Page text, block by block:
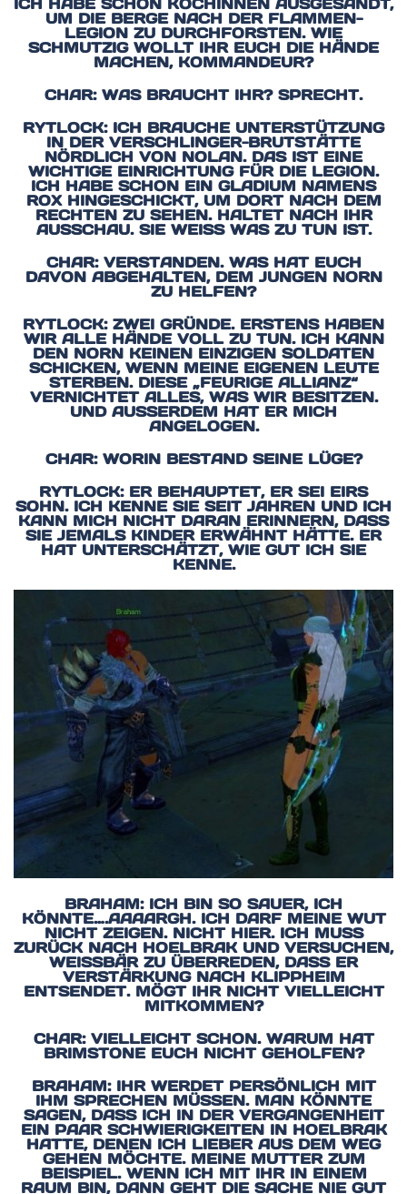
UM DIE BERGE NACH DER FLAMMEN-
LEGION ZU DURCHFORSTEN. WIE
SCHMUTZIG WOLLT IHR EUCH DIE HÄNDE
MACHEN, KOMMANDEUR?
CHAR: WAS BRAUCHT IHR? SPRECHT.
RYTLOCK: ICH BRAUCHE UNTERSTÜTZUNG
IN DER VERSCHLINGER-BRUTSTÄTTE
NÖRDLICH VON NOLAN. DAS IST EINE
WICHTIGE EINRICHTUNG FÜR DIE LEGION.
ICH HABE SCHON EIN GLADIUM NAMENS
ROX HINGESCHICKT, UM DORT NACH DEM
RECHTEN ZU SEHEN. HALTET NACH IHR
AUSSCHAU. SIE WEISS WAS ZU TUN IST.
CHAR: VERSTANDEN. WAS HAT EUCH
DAVON ABGEHALTEN, DEM JUNGEN NORN
ZU HELFEN?
RYTLOCK: ZWEI GRÜNDE. ERSTENS HABEN
WIR ALLE HÄNDE VOLL ZU TUN. ICH KANN
DEN NORN KEINEN EINZIGEN SOLDATEN
SCHICKEN, WENN MEINE EIGENEN LEUTE
STERBEN. DIESE „FEURIGE ALLIANZ“
VERNICHTET ALLES, WAS WIR BESITZEN.
UND AUSSERDEM HAT ER MICH A
NGELOGEN.
CHAR: WORIN BESTAND SEINE LÜGE?
RYTLOCK: ER BEHAUPTET, ER SEI EIRS
SOHN. ICH KENNE SIE SEIT JAHREN UND ICH
KANN MICH NICHT DARAN ERINNERN, DASS
SIE JEMALS KINDER ERWÄHNT HÄTTE. ER
HAT UNTERSCHÄTZT, WIE GUT ICH SIE
KENNE.
BRAHAM: ICH BIN SO SAUER, ICH
KÖNNTE….AAAARGH. ICH DARF MEINE WUT
NICHT ZEIGEN. NICHT HIER. ICH MUSS
ZURÜCK NACH HOELBRAK UND VERSUCHEN,
WEISSBÄR ZU ÜBERREDEN, DASS ER V
ERSTÄRKUNG NACH KLIPPHEIM E
NTSENDET. MÖGT IHR NICHT VIELLEICHT M
ITKOMMEN?
CHAR: VIELLEICHT SCHON. WARUM HAT
BRIMSTONE EUCH NICHT GEHOLFEN?
BRAHAM: IHR WERDET PERSÖNLICH MIT
IHM SPRECHEN MÜSSEN. MAN KÖNNTE
SAGEN, DASS ICH IN DER VERGANGENHEIT
EIN PAAR SCHWIERIGKEITEN IN HOELBRAK
HATTE, DENEN ICH LIEBER AUS DEM WEG
GEHEN MÖCHTE. MEINE MUTTER ZUM
BEISPIEL. WENN ICH MIT IHR IN EINEM
RAUM BIN, DANN GEHT DIE SACHE NIE GUT